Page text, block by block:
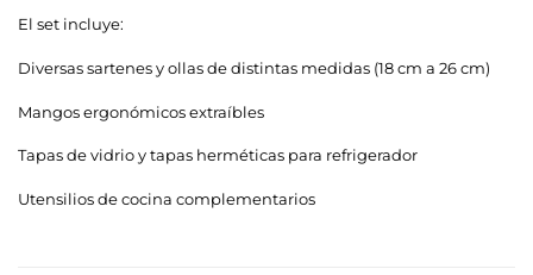
El set incluye:
Diversas sartenes y ollas de distintas medidas (18 cm a 26 cm)
Mangos ergonómicos extraíbles
Tapas de vidrio y tapas herméticas para refrigerador
Utensilios de cocina complementarios